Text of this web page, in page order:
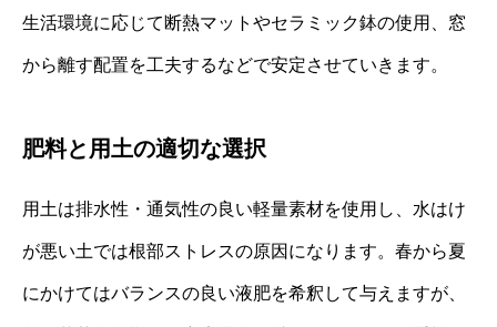
生活環境に応じて断熱マットやセラミック鉢の使用、窓
から離す配置を工夫するなどで安定させていきます。
肥料と用土の適切な選択
用土は排水性・通気性の良い軽量素材を使用し、水はけ
が悪い土では根部ストレスの原因になります。春から夏
にかけてはバランスの良い液肥を希釈して与えますが、